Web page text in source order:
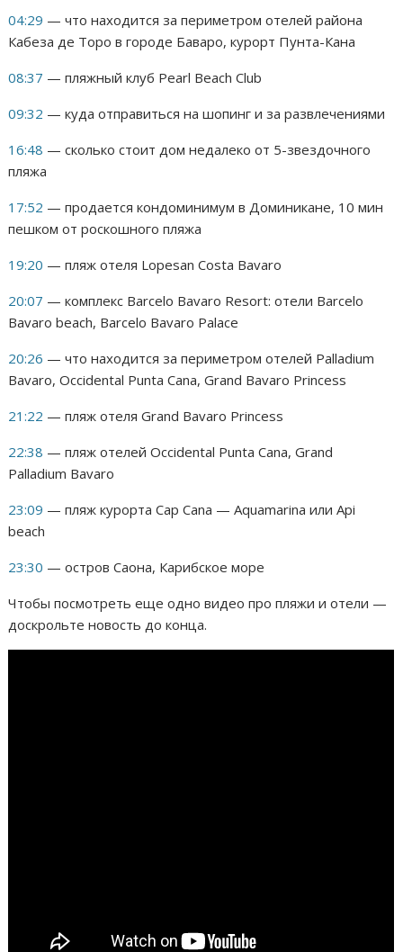
04:29 — что находится за периметром отелей района
Кабеза де Торо в городе Баваро, курорт Пунта-Кана
08:37 — пляжный клуб Pearl Beach Club
09:32 — куда отправиться на шопинг и за развлечениями
16:48 — сколько стоит дом недалеко от 5-звездочного
пляжа
17:52 — продается кондоминимум в Доминикане, 10 мин
пешком от роскошного пляжа
19:20 — пляж отеля Lopesan Costa Bavaro
20:07 — комплекс Barcelo Bavaro Resort: отели Barcelo
Bavaro beach, Barcelo Bavaro Palace
20:26 — что находится за периметром отелей Palladium
Bavaro, Occidental Punta Cana, Grand Bavaro Princess
21:22 — пляж отеля Grand Bavaro Princess
22:38 — пляж отелей Occidental Punta Cana, Grand
Palladium Bavaro
23:09 — пляж курорта Cap Cana — Aquamarina или Api
beach
23:30 — остров Саона, Карибское море
Чтобы посмотреть еще одно видео про пляжи и отели —
доскрольте новость до конца.